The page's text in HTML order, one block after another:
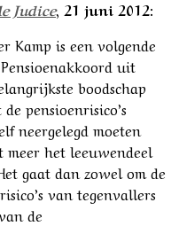
Judice, 21 juni 2012:
Kamp is een volgende
uit
boodschap
pensioenrisico’s
neergelegd moeten
het leeuwendeel
gaat dan zowel om de
van tegenvallers
de